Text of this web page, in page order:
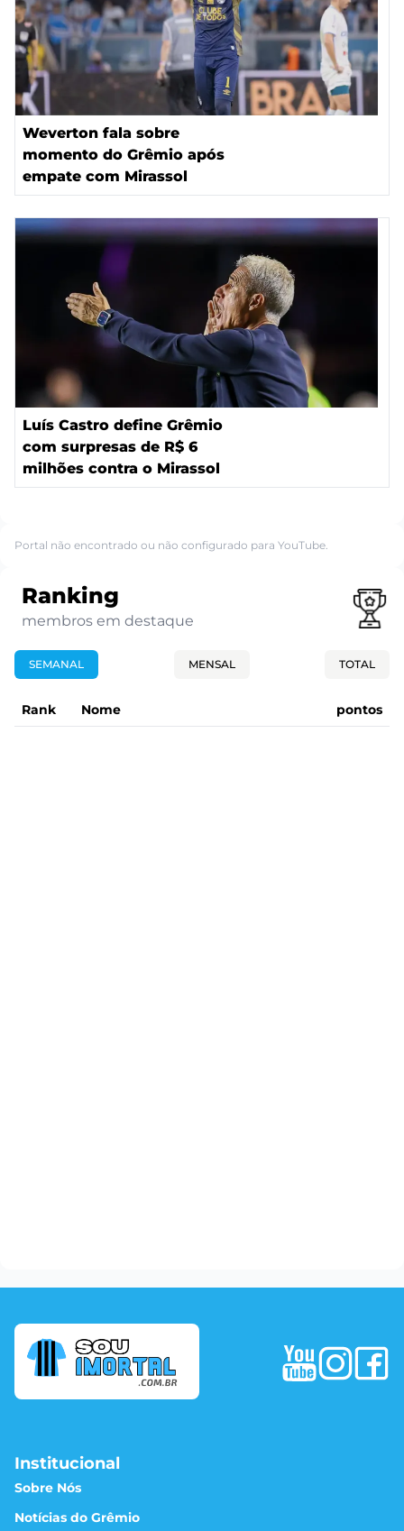
Weverton fala sobre
momento do Grêmio após
empate com Mirassol
Luís Castro define Grêmio
com surpresas de R$ 6
milhões contra o Mirassol
Portal não encontrado ou não configurado para YouTube.
Ranking
membros em destaque
SEMANAL MENSAL TOTAL
Rank Nome pontos
Institucional
Sobre Nós
Notícias do Grêmio